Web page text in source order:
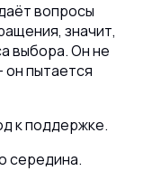
вопросы
значит,
выбора. Он не
он пытается
к поддержке.
середина.